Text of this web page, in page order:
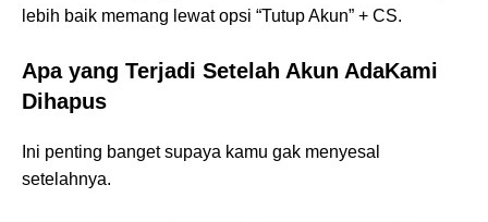
lebih baik memang lewat opsi “Tutup Akun” + CS.
Apa yang Terjadi Setelah Akun AdaKami
Dihapus
Ini penting banget supaya kamu gak menyesal
setelahnya.